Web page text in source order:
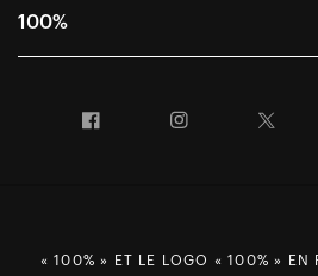
Foire aux questions
Conditions générales de vente
100%
Informations sur l'entreprise
du RGPD
Facebook Instagram
« 100% » ET LE LOGO « 100% » EN